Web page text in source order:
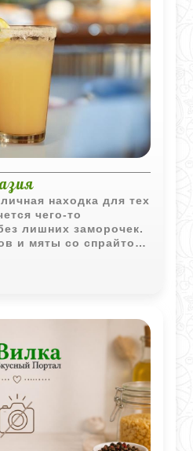
находка для тех
чего-то
лишних заморочек.
и мяты со спрайтом
а водка
при этом
за фруктовой